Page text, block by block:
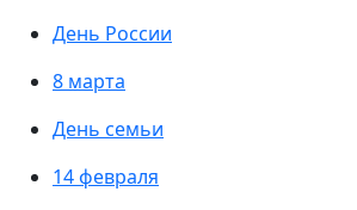
День России
8 марта
День семьи
14 февраля